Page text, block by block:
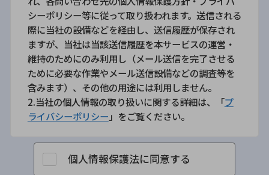
シーポリシー等に従って取り扱われます。送信される
際に当社の設備などを経由し、送信履歴が保存され
ますが、当社は当該送信履歴を本サービスの運営・
維持のためにのみ利用し（メール送信を完了させる
ために必要な作業やメール送信設備などの調査等を
含みます）、その他の用途には利用しません。
2.当社の個人情報の取り扱いに関する詳細は、「プ
ライバシーポリシー 」をご覧ください。
個人情報保護法に同意する